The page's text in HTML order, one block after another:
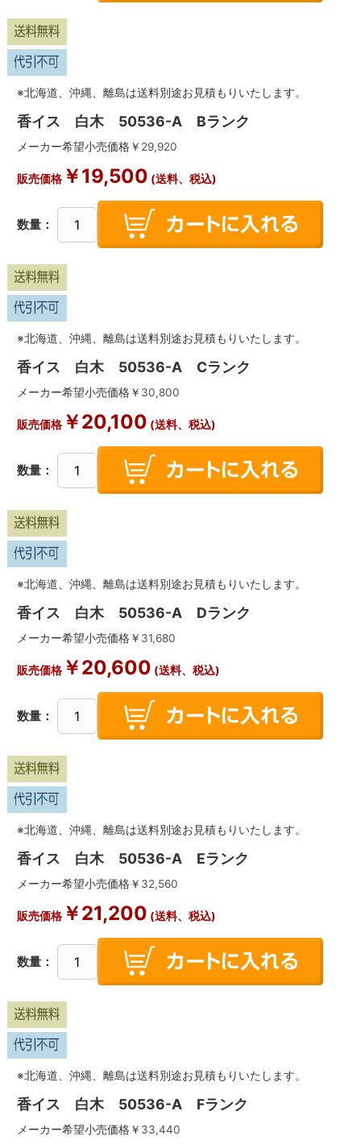
※北海道、沖縄、離島は送料別途お見積もりいたします。
香イス 白木 50536-A Bランク
メーカー希望小売価格￥ 29,920
販売価格￥19,500 (送料、税込)
数量：
※北海道、沖縄、離島は送料別途お見積もりいたします。
香イス 白木 50536-A Cランク
メーカー希望小売価格￥ 30,800
販売価格￥20,100 (送料、税込)
数量：
※北海道、沖縄、離島は送料別途お見積もりいたします。
香イス 白木 50536-A Dランク
メーカー希望小売価格￥ 31,680
販売価格￥20,600 (送料、税込)
数量：
※北海道、沖縄、離島は送料別途お見積もりいたします。
香イス 白木 50536-A Eランク
メーカー希望小売価格￥ 32,560
販売価格￥21,200 (送料、税込)
数量：
※北海道、沖縄、離島は送料別途お見積もりいたします。
香イス 白木 50536-A Fランク
メーカー希望小売価格￥ 33,440